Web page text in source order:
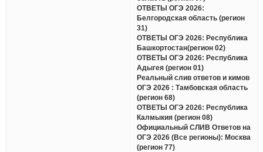
ОТВЕТЫ ОГЭ 2026:
Белгородская область (регион
31)
ОТВЕТЫ ОГЭ 2026: Республика
Башкортостан(регион 02)
ОТВЕТЫ ОГЭ 2026: Республика
Адыгея (регион 01)
Реальный слив ответов и кимов
ОГЭ 2026 : Тамбовская область
(регион 68)
ОТВЕТЫ ОГЭ 2026: Республика
Калмыкия (регион 08)
Официальный СЛИВ Ответов на
ОГЭ 2026 (Все регионы): Москва
(регион 77)